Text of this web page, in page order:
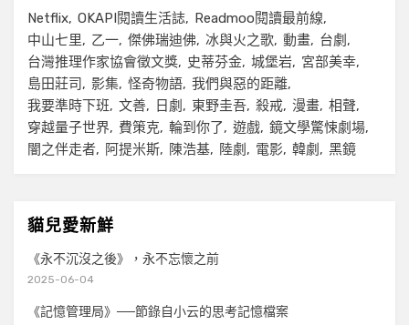
Netflix OKAPI閱讀生活誌
Readmoo閱讀最前線
中山七里
乙一 傑佛瑞迪佛 冰與火之歌 動畫
台劇
台灣推理作家協會徵文獎
史蒂芬金 城堡岩
宮部美幸
島田莊司
影集 怪奇物語 我們與惡的距離
我要準時下班
文善 日劇 東野圭吾 殺戒 漫畫 相聲
穿越量子世界
費策克 輪到你了 遊戲 鏡文學驚悚劇場
闇之伴走者
阿提米斯 陳浩基 陸劇 電影 韓劇 黑鏡
貓兒愛新鮮
《永不沉沒之後》，永不忘懷之前
2025-06-04
《記憶管理局》──節錄自小云的思考記憶檔案